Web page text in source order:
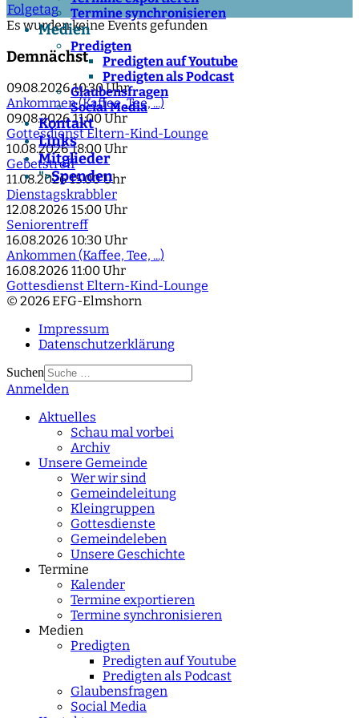
Termine synchronisieren
Medien
Predigten
Predigten auf Youtube
Predigten als Podcast
Glaubensfragen
Social Media
Kontakt
Links
Mitglieder
">Spenden
Folgetag
Es wurden keine Events gefunden
Demnächst
09.08.2026 10:30 Uhr
Ankommen (Kaffee, Tee, ...)
09.08.2026 11:00 Uhr
Gottesdienst Eltern-Kind-Lounge
10.08.2026 18:00 Uhr
Gebetstreff
11.08.2026 15:00 Uhr
Dienstagskrabbler
12.08.2026 15:00 Uhr
Seniorentreff
16.08.2026 10:30 Uhr
Ankommen (Kaffee, Tee, ...)
16.08.2026 11:00 Uhr
Gottesdienst Eltern-Kind-Lounge
© 2026 EFG-Elmshorn
Impressum
Datenschutzerklärung
Suchen
Type 2 or more
Anmelden
Aktuelles
Schau mal vorbei
Archiv
Unsere Gemeinde
Wer wir sind
Gemeindeleitung
Kleingruppen
Gottesdienste
Gemeindeleben
Unsere Geschichte
Termine
Kalender
Termine exportieren
Termine synchronisieren
Medien
Predigten
Predigten auf Youtube
Predigten als Podcast
Glaubensfragen
Social Media